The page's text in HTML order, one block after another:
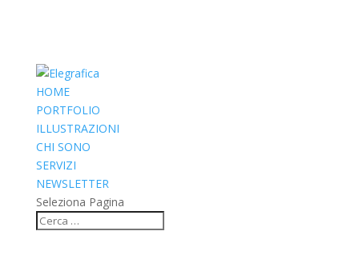
HOME
PORTFOLIO
ILLUSTRAZIONI
CHI SONO
SERVIZI
NEWSLETTER
Seleziona Pagina